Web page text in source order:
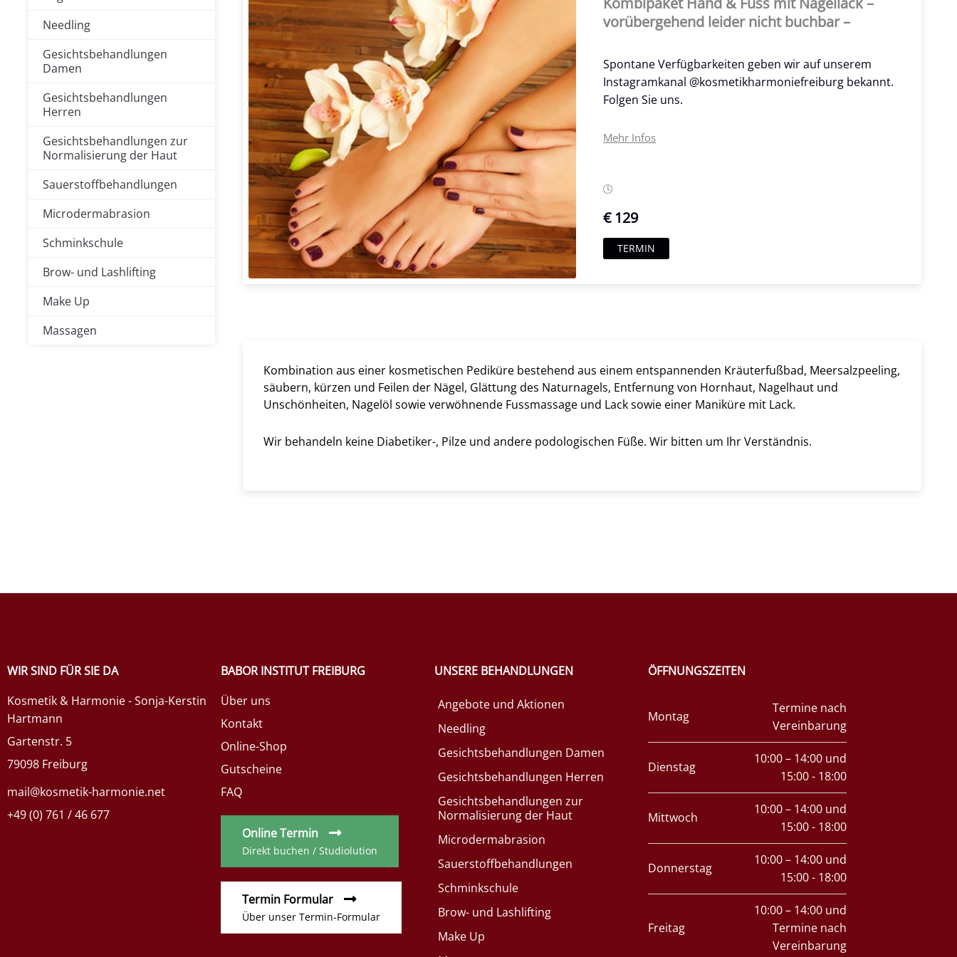
Needling
Gesichtsbehandlungen
Damen
Gesichtsbehandlungen
Herren
Gesichtsbehandlungen zur
Normalisierung der Haut
Sauerstoffbehandlungen
Microdermabrasion
Schminkschule
Brow- und Lashlifting
Make Up
Massagen
vorübergehend leider nicht buchbar –
Spontane Verfügbarkeiten geben wir auf unserem
Instagramkanal @kosmetikharmoniefreiburg bekannt.
Folgen Sie uns.
Mehr Infos
€ 129
TERMIN
Kombination aus einer kosmetischen Pediküre bestehend aus einem entspannenden Kräuterfußbad, Meersalzpeeling,
säubern, kürzen und Feilen der Nägel, Glättung des Naturnagels, Entfernung von Hornhaut, Nagelhaut und
Unschönheiten, Nagelöl sowie verwöhnende Fussmassage und Lack sowie einer Maniküre mit Lack.
Wir behandeln keine Diabetiker-, Pilze und andere podologischen Füße. Wir bitten um Ihr Verständnis.
WIR SIND FÜR SIE DA
Kosmetik & Harmonie - Sonja-Kerstin
Hartmann
Gartenstr. 5
79098 Freiburg
mail@kosmetik-harmonie.net
+49 (0) 761 / 46 677
BABOR INSTITUT FREIBURG
Über uns
Kontakt
Online-Shop
Gutscheine
FAQ
Online Termin
Direkt buchen / Studiolution
Termin Formular
Über unser Termin-Formular
UNSERE BEHANDLUNGEN
Angebote und Aktionen
Needling
Gesichtsbehandlungen Damen
Gesichtsbehandlungen Herren
Gesichtsbehandlungen zur
Normalisierung der Haut
Microdermabrasion
Sauerstoffbehandlungen
Schminkschule
Brow- und Lashlifting
Make Up
ÖFFNUNGSZEITEN
Montag
Termine nach
Vereinbarung
Dienstag
10:00 – 14:00 und
15:00 - 18:00
Mittwoch
10:00 – 14:00 und
15:00 - 18:00
Donnerstag
10:00 – 14:00 und
15:00 - 18:00
Freitag
10:00 – 14:00 und
Termine nach
Vereinbarung